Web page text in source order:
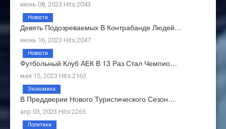
июнь 08, 2023 Hits:2043
Девять Подозреваемых В Контрабанде Людей…
июнь 16, 2023 Hits:2047
Новости
Футбольный Клуб АЕК В 13 Раз Стал Чемпио…
мая 15, 2023 Hits:2163
Новости
В Преддверии Нового Туристического Сезон…
апр 03, 2023 Hits:2265
Экономика
Политика